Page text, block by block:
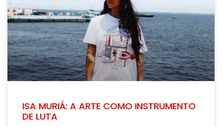
ISA MURIÁ: A ARTE COMO INSTRUMENTO
DE LUTA